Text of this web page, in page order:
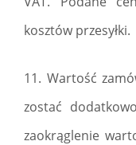
kosztów przesyłki.
11. Wartość
zostać
zaokrąglenie